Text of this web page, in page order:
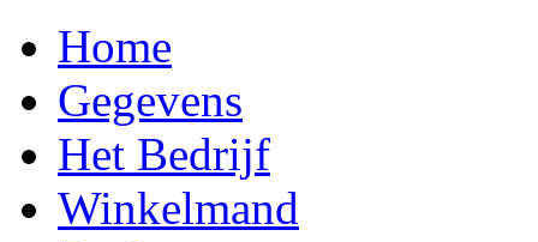
Home
Gegevens
Het Bedrijf
Winkelmand